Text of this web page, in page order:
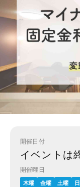
開催日付
イベントは
開催曜日
木曜 金曜 土曜